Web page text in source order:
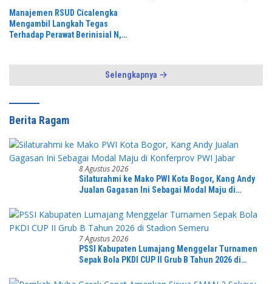
Manajemen RSUD Cicalengka
Mengambil Langkah Tegas
Terhadap Perawat Berinisial N,
Media Sosial
Selengkapnya
Berita Ragam
8 Agustus 2026
Silaturahmi ke Mako PWI Kota Bogor, Kang Andy
Jualan Gagasan Ini Sebagai Modal Maju di
7 Agustus 2026
PSSI Kabupaten Lumajang Menggelar Turnamen
Sepak Bola PKDI CUP II Grub B Tahun 2026 di